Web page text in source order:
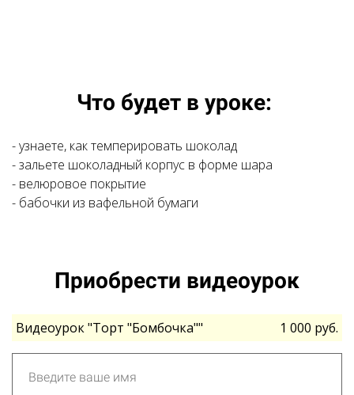
Что будет в уроке:
- узнаете, как темперировать шоколад
- зальете шоколадный корпус в форме шара
- велюровое покрытие
- бабочки из вафельной бумаги
Приобрести видеоурок
Видеоурок "Торт "Бомбочка"" 1 000 руб.